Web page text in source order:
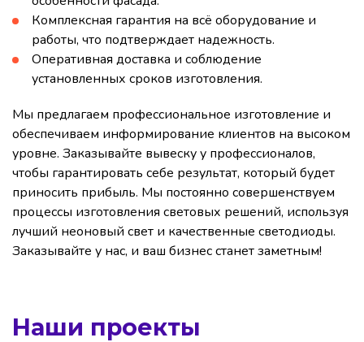
Комплексная гарантия на всё оборудование и
работы, что подтверждает надежность.
Оперативная доставка и соблюдение
установленных сроков изготовления.
Мы предлагаем профессиональное изготовление и
обеспечиваем информирование клиентов на высоком
уровне. Заказывайте вывеску у профессионалов,
чтобы гарантировать себе результат, который будет
приносить прибыль. Мы постоянно совершенствуем
процессы изготовления световых решений, используя
лучший неоновый свет и качественные светодиоды.
Заказывайте у нас, и ваш бизнес станет заметным!
Наши проекты